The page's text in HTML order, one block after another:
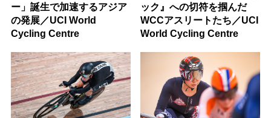
ー」誕生で加速するアジア
の発展／UCI World
Cycling Centre
ック』への切符を掴んだ
WCCアスリートたち／UCI
World Cycling Centre